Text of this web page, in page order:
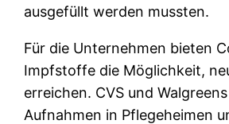
ausgefüllt werden mussten.
Für die Unternehmen bieten
Impfstoffe die Möglichkeit,
erreichen. CVS und
Aufnahmen in Pflegeheimen